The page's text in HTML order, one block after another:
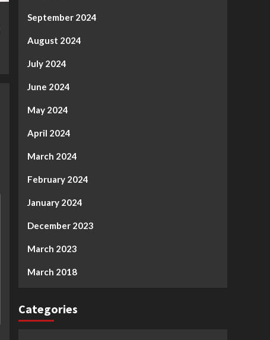
September 2024
August 2024
July 2024
June 2024
May 2024
April 2024
March 2024
February 2024
January 2024
December 2023
March 2023
March 2018
Categories